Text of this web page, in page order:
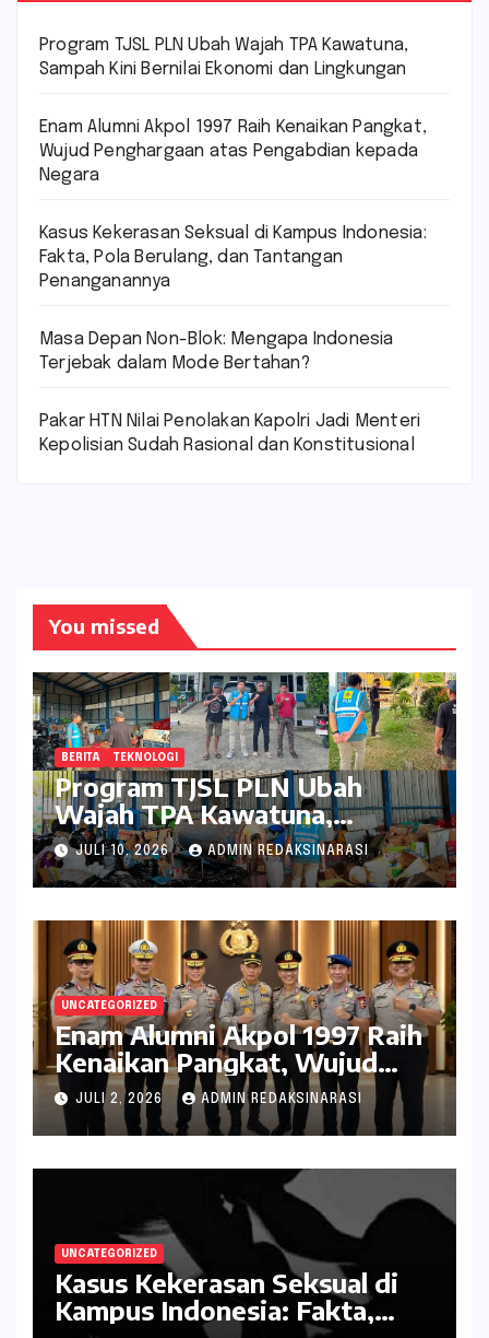
Program TJSL PLN Ubah Wajah TPA Kawatuna,
Sampah Kini Bernilai Ekonomi dan Lingkungan
Enam Alumni Akpol 1997 Raih Kenaikan Pangkat,
Wujud Penghargaan atas Pengabdian kepada
Negara
Kasus Kekerasan Seksual di Kampus Indonesia:
Fakta, Pola Berulang, dan Tantangan
Penanganannya
Masa Depan Non-Blok: Mengapa Indonesia
Terjebak dalam Mode Bertahan?
Pakar HTN Nilai Penolakan Kapolri Jadi Menteri
Kepolisian Sudah Rasional dan Konstitusional
You missed
BERITA TEKNOLOGI
Program TJSL PLN Ubah
Wajah TPA Kawatuna,
Sampah Kini Bernilai Ekonomi
dan Lingkungan
JULI 10, 2026 ADMIN REDAKSINARASI
UNCATEGORIZED
Enam Alumni Akpol 1997 Raih
Kenaikan Pangkat, Wujud
Penghargaan atas Pengabdian
kepada Negara
JULI 2, 2026 ADMIN REDAKSINARASI
UNCATEGORIZED
Kasus Kekerasan Seksual di
Kampus Indonesia: Fakta,